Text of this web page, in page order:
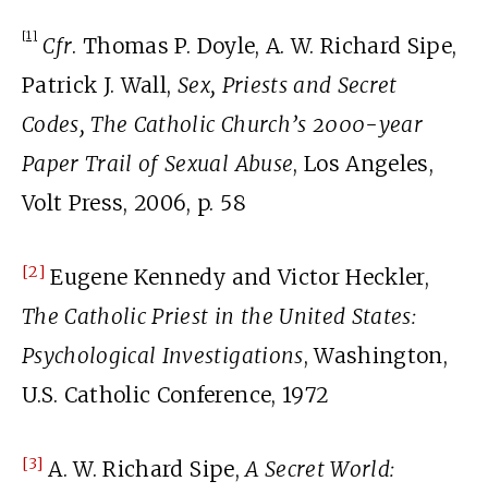
[1] Cfr. Thomas P. Doyle, A. W. Richard Sipe,
Patrick J. Wall, Sex, Priests and Secret
Codes, The Catholic Church’s 2000-year
Paper Trail of Sexual Abuse, Los Angeles,
Volt Press, 2006, p. 58
[2] Eugene Kennedy and Victor Heckler,
The Catholic Priest in the United States:
Psychological Investigations, Washington,
U.S. Catholic Conference, 1972
[3] A. W. Richard Sipe,A Secret World: